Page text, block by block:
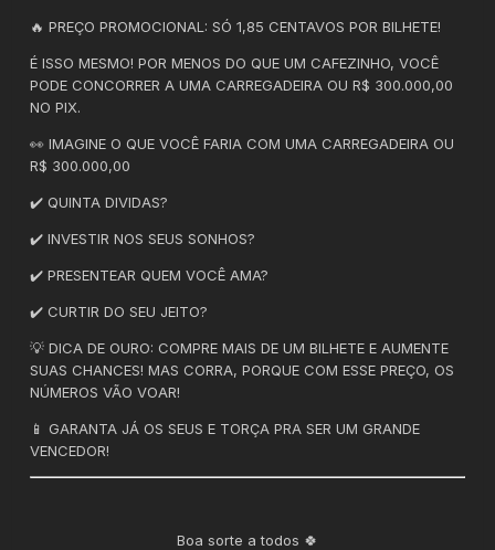
🔥 PREÇO PROMOCIONAL: SÓ 1,85 CENTAVOS POR BILHETE!
É ISSO MESMO! POR MENOS DO QUE UM CAFEZINHO, VOCÊ
PODE CONCORRER A UMA CARREGADEIRA OU R$ 300.000,00
NO PIX.
👀 IMAGINE O QUE VOCÊ FARIA COM UMA CARREGADEIRA OU
R$ 300.000,00
✔️ QUINTA DIVIDAS?
✔️ INVESTIR NOS SEUS SONHOS?
✔️ PRESENTEAR QUEM VOCÊ AMA?
✔️ CURTIR DO SEU JEITO?
💡 DICA DE OURO: COMPRE MAIS DE UM BILHETE E AUMENTE
SUAS CHANCES! MAS CORRA, PORQUE COM ESSE PREÇO, OS
NÚMEROS VÃO VOAR!
📱 GARANTA JÁ OS SEUS E TORÇA PRA SER UM GRANDE
VENCEDOR!
Boa sorte a todos 🍀